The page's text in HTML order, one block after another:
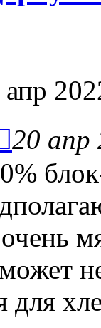
апр
20 апр
может
для